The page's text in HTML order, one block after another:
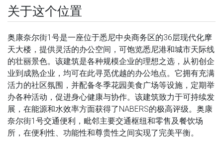
关于这个位置
奥康奈尔街1号是一座位于悉尼中央商务区的36层现代化摩
天大楼，提供灵活的办公空间，可饱览悉尼港和城市天际线
的壮丽景色。该建筑是各种规模企业的理想之选，从初创企
业到成熟企业，均可在此寻觅优越的办公地点。它拥有充满
活力的社区氛围，并配备冬季花园美食广场等设施，定期举
办各种活动，促进身心健康与协作。该建筑致力于可持续发
展，在能源和水效率方面获得了NABERS的极高评级。奥康
奈尔街1号交通便利，毗邻主要交通枢纽和零售及餐饮场
所，在便利性、功能性和尊贵性之间实现了完美平衡。